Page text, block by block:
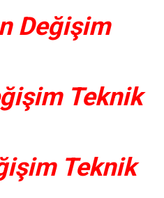
Değişim
Teknik
Teknik